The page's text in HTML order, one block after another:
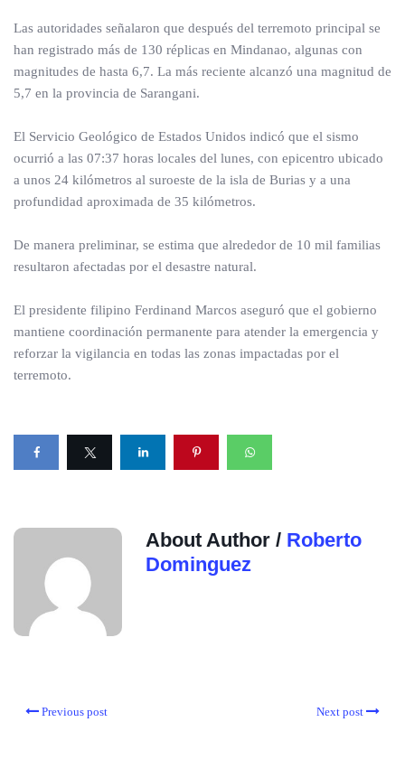
Las autoridades señalaron que después del terremoto principal se
han registrado más de 130 réplicas en Mindanao, algunas con
magnitudes de hasta 6,7. La más reciente alcanzó una magnitud de
5,7 en la provincia de Sarangani.
El Servicio Geológico de Estados Unidos indicó que el sismo
ocurrió a las 07:37 horas locales del lunes, con epicentro ubicado
a unos 24 kilómetros al suroeste de la isla de Burias y a una
profundidad aproximada de 35 kilómetros.
De manera preliminar, se estima que alrededor de 10 mil familias
resultaron afectadas por el desastre natural.
El presidente filipino Ferdinand Marcos aseguró que el gobierno
mantiene coordinación permanente para atender la emergencia y
reforzar la vigilancia en todas las zonas impactadas por el
terremoto.
About Author / Roberto
Dominguez
Previous post Next post